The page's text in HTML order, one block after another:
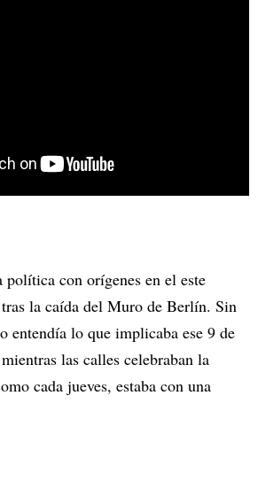
con orígenes en el este
la caída del Muro de Berlín. Sin
entendía lo que implicaba ese 9 de
las calles celebraban la
cada jueves, estaba con una